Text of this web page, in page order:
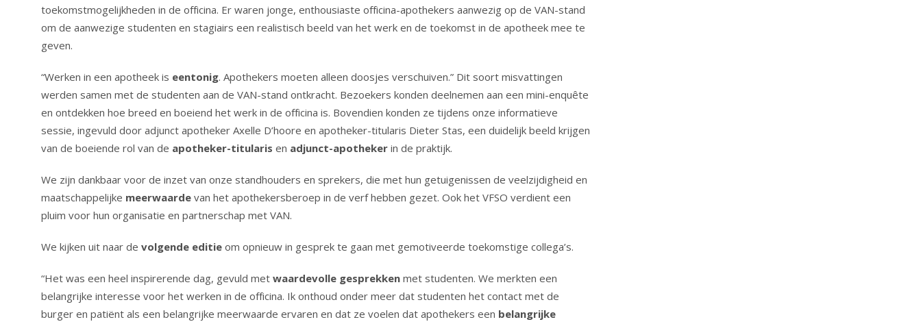
toekomstmogelijkheden in de officina. Er waren jonge, enthousiaste officina-apothekers aanwezig op de VAN-stand
om de aanwezige studenten en stagiairs een realistisch beeld van het werk en de toekomst in de apotheek mee te
geven.
“Werken in een apotheek is eentonig. Apothekers moeten alleen doosjes verschuiven.” Dit soort misvattingen
werden samen met de studenten aan de VAN-stand ontkracht. Bezoekers konden deelnemen aan een mini-enquête
en ontdekken hoe breed en boeiend het werk in de officina is. Bovendien konden ze tijdens onze informatieve
sessie, ingevuld door adjunct apotheker Axelle D’hoore en apotheker-titularis Dieter Stas, een duidelijk beeld krijgen
van de boeiende rol van de apotheker-titularis en adjunct-apotheker in de praktijk.
We zijn dankbaar voor de inzet van onze standhouders en sprekers, die met hun getuigenissen de veelzijdigheid en
maatschappelijke meerwaarde van het apothekersberoep in de verf hebben gezet. Ook het VFSO verdient een
pluim voor hun organisatie en partnerschap met VAN.
We kijken uit naar de volgende editie om opnieuw in gesprek te gaan met gemotiveerde toekomstige collega’s.
“Het was een heel inspirerende dag, gevuld met waardevolle gesprekken met studenten. We merkten een
belangrijke interesse voor het werken in de officina. Ik onthoud onder meer dat studenten het contact met de
burger en patiënt als een belangrijke meerwaarde ervaren en dat ze voelen dat apothekers een belangrijke